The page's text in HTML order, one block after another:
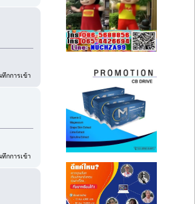
กการเข้า
กการเข้า